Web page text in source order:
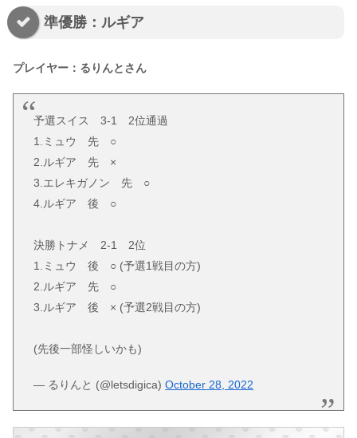
準優勝：ルギア
プレイヤー：るりんとさん
予選スイス 3-1 2位通過
1.ミュウ 先 ○
2.ルギア 先 ×
3.エレキガノン 先 ○
4.ルギア 後 ○
決勝トナメ 2-1 2位
1.ミュウ 後 ○ (予選1戦目の方)
2.ルギア 先 ○
3.ルギア 後 × (予選2戦目の方)
(先後一部怪しいかも)
— るりんと (@letsdigica)October 28, 2022